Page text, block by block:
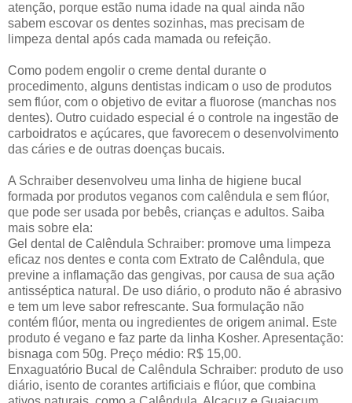
atenção, porque estão numa idade na qual ainda não
sabem escovar os dentes sozinhas, mas precisam de
limpeza dental após cada mamada ou refeição.
Como podem engolir o creme dental durante o
procedimento, alguns dentistas indicam o uso de produtos
sem flúor, com o objetivo de evitar a fluorose (manchas nos
dentes). Outro cuidado especial é o controle na ingestão de
carboidratos e açúcares, que favorecem o desenvolvimento
das cáries e de outras doenças bucais.
A Schraiber desenvolveu uma linha de higiene bucal
formada por produtos veganos com calêndula e sem flúor,
que pode ser usada por bebês, crianças e adultos. Saiba
mais sobre ela:
Gel dental de Calêndula Schraiber: promove uma limpeza
eficaz nos dentes e conta com Extrato de Calêndula, que
previne a inflamação das gengivas, por causa de sua ação
antisséptica natural. De uso diário, o produto não é abrasivo
e tem um leve sabor refrescante. Sua formulação não
contém flúor, menta ou ingredientes de origem animal. Este
produto é vegano e faz parte da linha Kosher. Apresentação:
bisnaga com 50g. Preço médio: R$ 15,00.
Enxaguatório Bucal de Calêndula Schraiber: produto de uso
diário, isento de corantes artificiais e flúor, que combina